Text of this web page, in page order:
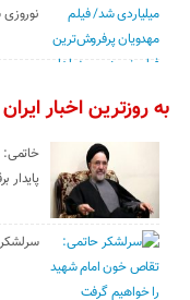
نوروزی
به روزترین اخبار ایران
خاتمی:
پایدار